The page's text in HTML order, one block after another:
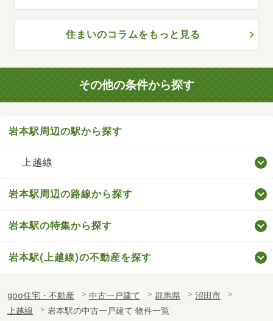
住まいのコラムをもっと見る
その他の条件から探す
岩本駅周辺の駅から探す
上越線
岩本駅周辺の路線から探す
岩本駅の特集から探す
岩本駅(上越線)の不動産を探す
goo住宅・不動産 中古一戸建て 群馬県
沼田市
上越線
岩本駅の中古一戸建て 物件一覧